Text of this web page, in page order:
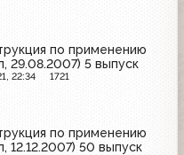
по применению
29.08.2007) 5 выпуск
22:34 1721
по применению
12.12.2007) 50 выпуск